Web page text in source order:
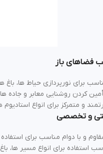
فضاهای باز
برای نورپردازی حیاط‌ ها،
کردن روشنایی معابر و جاده‌
و متمرکز برای انواع
و تخصصی
و با دوام مناسب برای
استفاده برای انواع مسیر